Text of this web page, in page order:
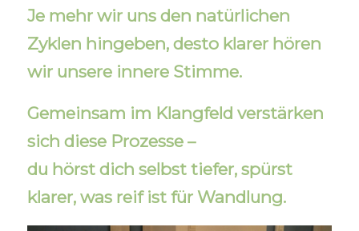
Je mehr wir uns den natürlichen
Zyklen hingeben, desto klarer hören
wir unsere innere Stimme.
Gemeinsam im Klangfeld verstärken
sich diese Prozesse –
du hörst dich selbst tiefer, spürst
klarer, was reif ist für Wandlung.